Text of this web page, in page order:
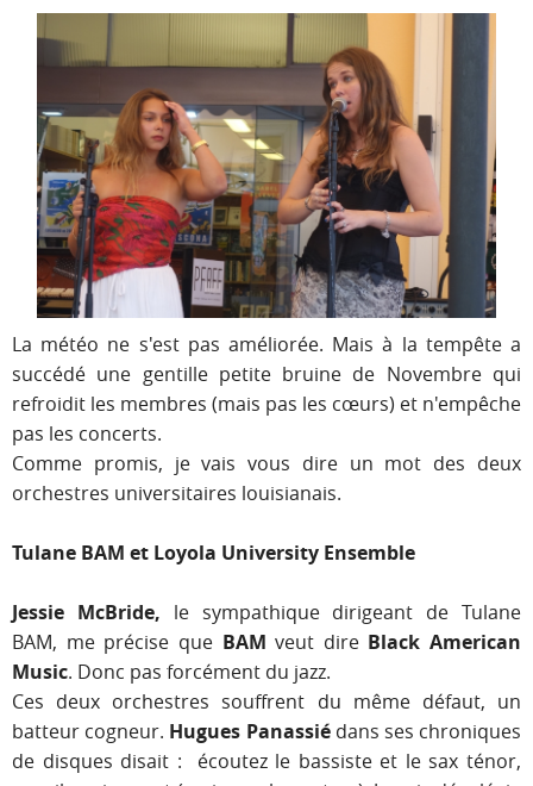
La météo ne s'est pas améliorée. Mais à la tempête a
succédé une gentille petite bruine de Novembre qui
refroidit les membres (mais pas les cœurs) et n'empêche
pas les concerts.
Comme promis, je vais vous dire un mot des deux
orchestres universitaires louisianais.
Tulane BAM et Loyola University Ensemble
Jessie McBride, le sympathique dirigeant de Tulane
BAM, me précise que BAM veut dire Black American
Music. Donc pas forcément du jazz.
Ces deux orchestres souffrent du même défaut, un
batteur cogneur. Hugues Panassiédans ses chroniques
de disques disait : écoutez le bassiste et le sax ténor,